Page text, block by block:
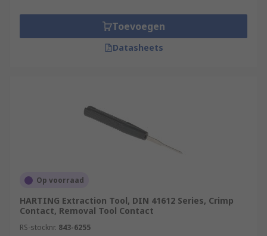
Toevoegen
Datasheets
Op voorraad
HARTING Extraction Tool, DIN 41612 Series, Crimp
Contact, Removal Tool Contact
RS-stocknr. 843-6255